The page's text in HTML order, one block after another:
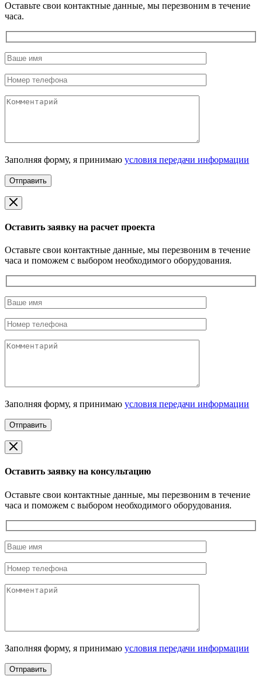
Оставьте свои контактные данные, мы перезвоним в течение
часа.
Заполняя форму, я принимаю условия передачи информации
Оставить заявку на расчет проекта
Оставьте свои контактные данные, мы перезвоним в течение
часа и поможем с выбором необходимого оборудования.
Заполняя форму, я принимаю условия передачи информации
Оставить заявку на консультацию
Оставьте свои контактные данные, мы перезвоним в течение
часа и поможем с выбором необходимого оборудования.
Заполняя форму, я принимаю условия передачи информации